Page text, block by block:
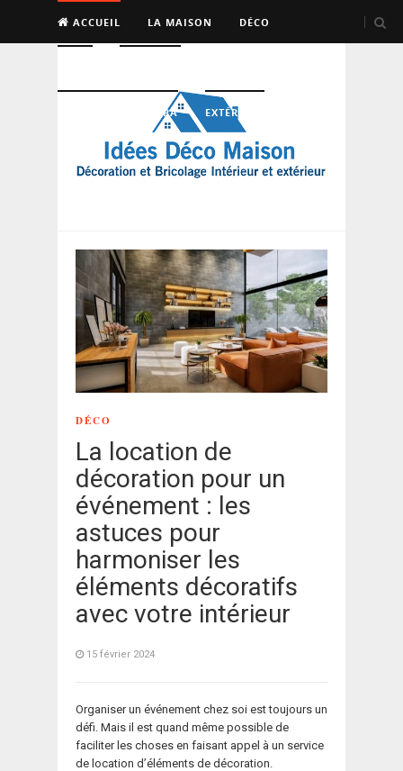
ACCUEIL LA MAISON DÉCO
PISCINE, SAUNA, SPA EXTÉRIEUR
DÉCO
La location de
décoration pour un
événement : les
astuces pour
harmoniser les
éléments décoratifs
avec votre intérieur
15 février 2024
Organiser un événement chez soi est toujours un
défi. Mais il est quand même possible de
faciliter les choses en faisant appel à un service
de location d’éléments de décoration.